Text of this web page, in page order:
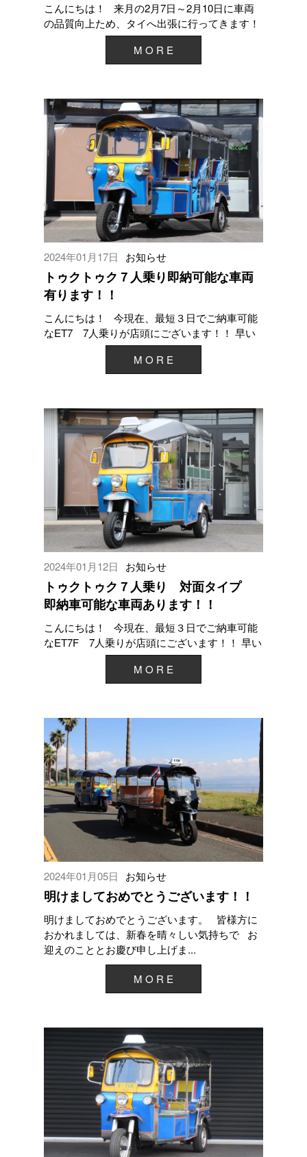
こんにちは！ 来月の2月7日～2月10日に車両
の品質向上ため、タイへ出張に行ってきます！
お客様によりご満足いただけるサービス...
M O R E
2024年01月17日 お知らせ
トゥクトゥク７人乗り即納可能な車両
有ります！！
こんにちは！ 今現在、最短３日でご納車可能
なET7 7人乗りが店頭にございます！！ 早い
者勝ちとなりますので、早めに納車したい...
M O R E
2024年01月12日 お知らせ
トゥクトゥク７人乗り 対面タイプ
即納車可能な車両あります！！
こんにちは！ 今現在、最短３日でご納車可能
なET7F 7人乗りが店頭にございます！！ 早い
者勝ちとなりますので、早めに納車した...
M O R E
2024年01月05日 お知らせ
明けましておめでとうございます！！
明けましておめでとうございます。 皆様方に
おかれましては、新春を晴々しい気持ちで お
迎えのこととお慶び申し上げま...
M O R E